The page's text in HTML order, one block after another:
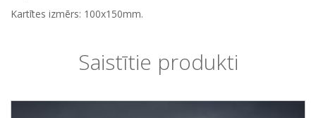
Kartītes izmērs: 100x150mm.
Saistītie produkti